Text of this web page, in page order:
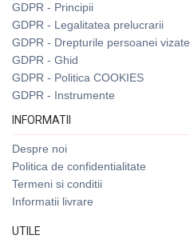
GDPR - Principii
GDPR - Legalitatea prelucrarii
GDPR - Drepturile persoanei vizate
GDPR - Ghid
GDPR - Politica COOKIES
GDPR - Instrumente
INFORMATII
Despre noi
Politica de confidentialitate
Termeni si conditii
Informatii livrare
UTILE